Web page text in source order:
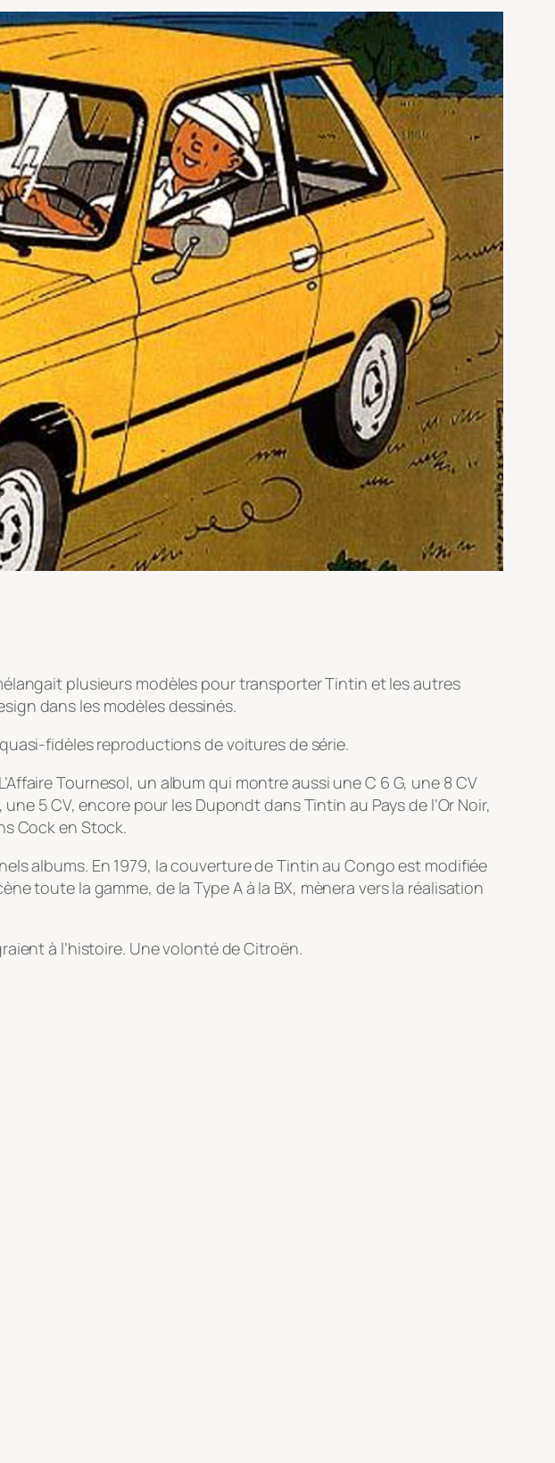
plusieurs modèles pour transporter Tintin et les autres
dans les modèles dessinés.
fidèles reproductions de voitures de série.
Tournesol, un album qui montre aussi une C 6 G, une 8 CV
5 CV, encore pour les Dupondt dans Tintin au Pays de l’Or Noir,
Cock en Stock.
albums. En 1979, la couverture de Tintin au Congo est modifiée
toute la gamme, de la Type A à la BX, mènera vers la réalisation
à l’histoire. Une volonté de Citroën.